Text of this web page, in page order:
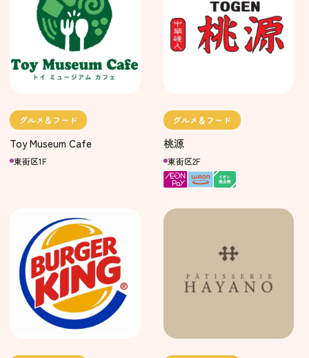
グルメ＆フード
Toy Museum Cafe
東街区1F
グルメ＆フード
桃源
東街区2F